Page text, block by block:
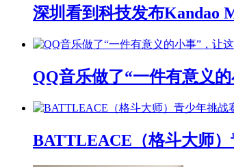
深圳看到科技发布Kandao
QQ音乐做了“一件有意义
BATTLEACE（格斗大师